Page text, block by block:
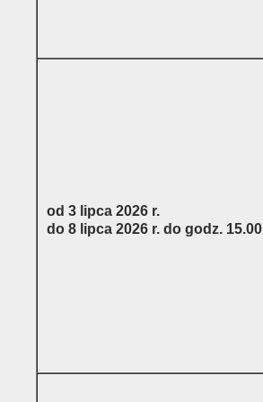
od 3 lipca 2026 r.
do 8 lipca 2026 r. do godz. 15.00